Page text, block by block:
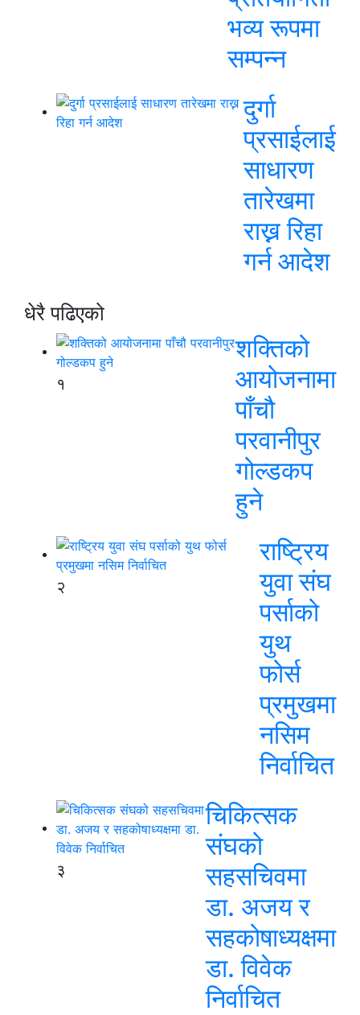
भव्य रूपमा
सम्पन्न
दुर्गा
प्रसाईलाई
साधारण
तारेखमा
राख्न रिहा
गर्न आदेश
धेरै पढिएको
१
शक्तिको
आयोजनामा
पाँचौ
परवानीपुर
गोल्डकप
हुने
२
राष्ट्रिय
युवा संघ
पर्साको
युथ
फोर्स
प्रमुखमा
नसिम
निर्वाचित
३
चिकित्सक
संघको
सहसचिवमा
डा. अजय र
सहकोषाध्यक्षमा
डा. विवेक
निर्वाचित